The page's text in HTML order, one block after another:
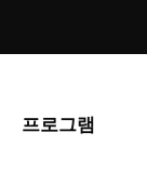
프로그램